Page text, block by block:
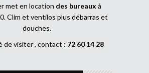
met en location des bureaux à
Clim et ventilos plus débarras et
douches.
de visiter , contact : 72 60 14 28